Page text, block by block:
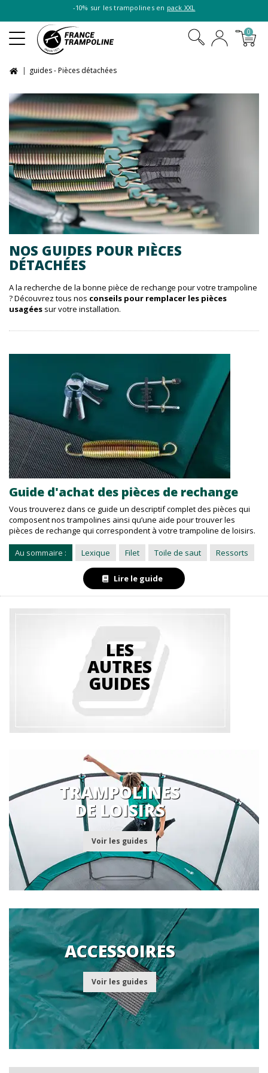
-10% sur les trampolines enpack XXL
0
guides - Pièces détachées
NOS GUIDES POUR PIÈCES
DÉTACHÉES
A la recherche de la bonne pièce de rechange pour votre trampoline
? Découvrez tous nos conseils pour remplacer les pièces
usagées sur votre installation.
Guide d'achat des pièces de rechange
Vous trouverez dans ce guide un descriptif complet des pièces qui
composent nos trampolines ainsi qu’une aide pour trouver les
pièces de rechange qui correspondent à votre trampoline de loisirs.
Au sommaire : Lexique Filet Toile de saut Ressorts
Lire le guide
LES
AUTRES
GUIDES
TRAMPOLINES
DE LOISIRS
Voir les guides
ACCESSOIRES
Voir les guides